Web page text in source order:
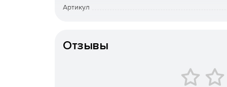
Интегрированный межсетевой экран,
ВЛОЖЕНИЙ В ПРОТОКОЛЕ IPSEC ESP».
Построение защищенных сетей любой
Артикул
Отзывы